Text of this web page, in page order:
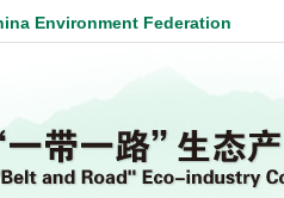
Environment Federation